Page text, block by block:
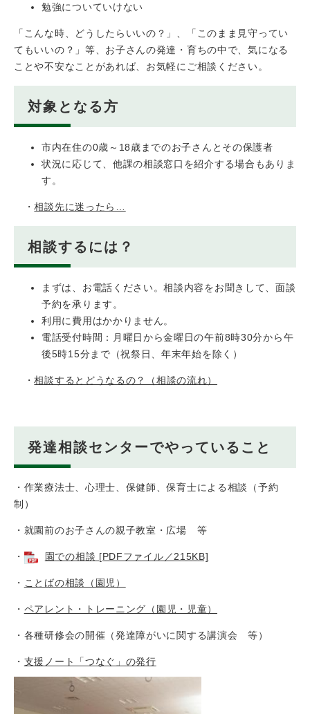
勉強についていけない
「こんな時、どうしたらいいの？」、「このまま見守ってい
てもいいの？」等、お子さんの発達・育ちの中で、気になる
ことや不安なことがあれば、お気軽にご相談ください。
対象となる方
市内在住の0歳～18歳までのお子さんとその保護者
状況に応じて、他課の相談窓口を紹介する場合もありま
す。
・相談先に迷ったら…
相談するには？
まずは、お電話ください。相談内容をお聞きして、面談
予約を承ります。
利用に費用はかかりません。
電話受付時間：月曜日から金曜日の午前8時30分から午
後5時15分まで（祝祭日、年末年始を除く）
・相談するとどうなるの？（相談の流れ）
発達相談センターでやっていること
・作業療法士、心理士、保健師、保育士による相談（予約
制）
・就園前のお子さんの親子教室・広場 等
・ 園での相談 [PDFファイル／215KB]
・ ことばの相談（園児）
・ ペアレント・トレーニング（園児・児童）
・各種研修会の開催（発達障がいに関する講演会 等）
・ 支援ノート「つなぐ」の発行